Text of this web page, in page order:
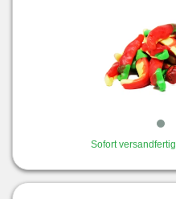
Sofort